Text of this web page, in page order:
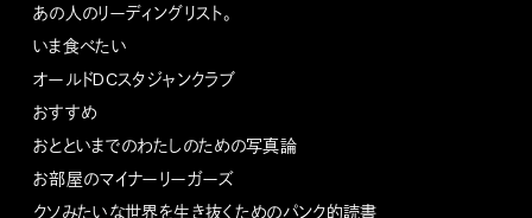
あの人のリーディングリスト。
いま食べたい
オールドDCスタジャンクラブ
おすすめ
おとといまでのわたしのための写真論
お部屋のマイナーリーガーズ
クソみたいな世界を生き抜くためのパンク的読書